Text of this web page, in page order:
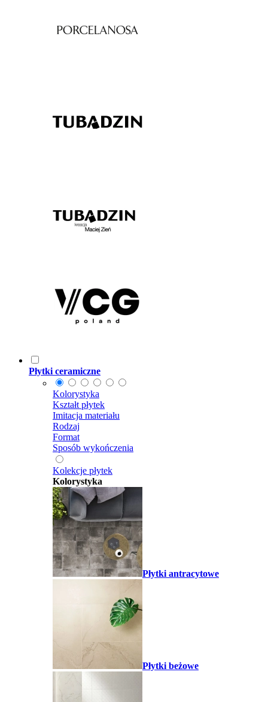
Płytki ceramiczne
Kolorystyka
Kształt płytek
Imitacja materiału
Rodzaj
Format
Sposób wykończenia
Kolekcje płytek
Kolorystyka
Płytki antracytowe
Płytki beżowe